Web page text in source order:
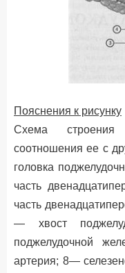
Пояснения к рисунку
Схема
соотношения ее с
головка
часть
часть
— хвост
поджелудочной
артерия; 8—